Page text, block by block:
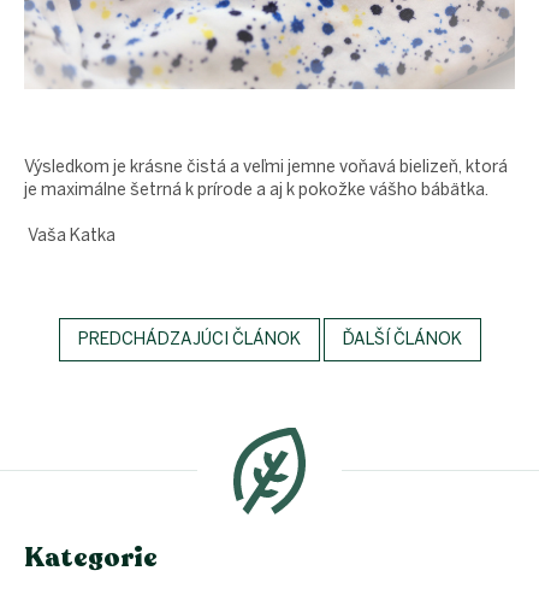
Výsledkom je krásne čistá a veľmi jemne voňavá bielizeň, ktorá
je maximálne šetrná k prírode a aj k pokožke vášho bábätka.
Vaša Katka
PREDCHÁDZAJÚCI ČLÁNOK ĎALŠÍ ČLÁNOK
ä
Kategorie